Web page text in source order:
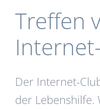
Treffen
Der Internet-
der Lebenshilfe.